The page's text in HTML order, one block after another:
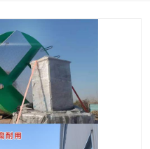
智能旋转喷射器
液动限流闸门
一体化预制泵站
真空冲洗装置